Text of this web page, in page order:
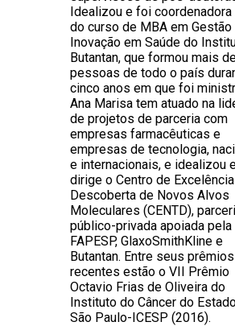
Idealizou e foi coordenadora
do curso de MBA em Gestão
Inovação em Saúde do
Butantan, que formou mais
pessoas de todo o país
cinco anos em que foi
Ana Marisa tem atuado na
de projetos de parceria com
empresas farmacêuticas e
empresas de tecnologia,
e internacionais, e idealizou
dirige o Centro de
Descoberta de Novos Alvos
Moleculares (CENTD),
público-privada apoiada pela
FAPESP, GlaxoSmithKline e
Butantan. Entre seus
recentes estão o VII Prêmio
Octavio Frias de Oliveira do
Instituto do Câncer do
São Paulo-ICESP (2016).